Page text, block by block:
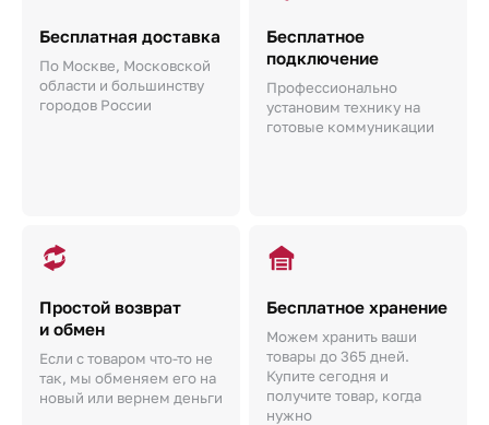
Бесплатная доставка
По Москве, Московской
области и большинству
городов России
Бесплатное
подключение
Профессионально
установим технику на
готовые коммуникации
Простой возврат
и обмен
Если с товаром что-то не
так, мы обменяем его на
новый или вернем деньги
Бесплатное хранение
Можем хранить ваши
товары до 365 дней.
Купите сегодня и
получите товар, когда
нужно